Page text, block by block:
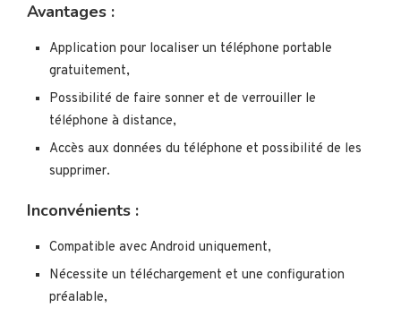
Avantages :
Application pour localiser un téléphone portable
gratuitement,
Possibilité de faire sonner et de verrouiller le
téléphone à distance,
Accès aux données du téléphone et possibilité de les
supprimer.
Inconvénients :
Compatible avec Android uniquement,
Nécessite un téléchargement et une configuration
préalable,